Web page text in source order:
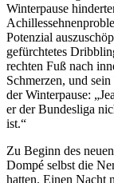
Winterpause
Potenzial
gefürchtetes
rechten Fuß nach
Schmerzen, und
der Winterpause:
er der Bundesliga
ist.“
Zu Beginn des
Dompé selbst die
hatten. Einen Nacht